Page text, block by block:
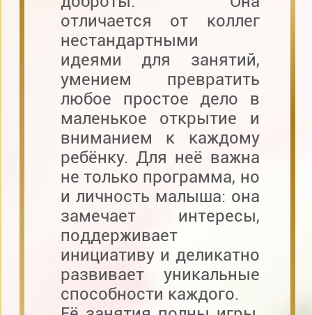
отличается от коллег
нестандартными
идеями для занятий,
умением превратить
любое простое дело в
маленькое открытие и
вниманием к каждому
ребёнку. Для неё важна
не только программа, но
и личность малыша: она
замечает интересы,
поддерживает
инициативу и деликатно
развивает уникальные
способности каждого.